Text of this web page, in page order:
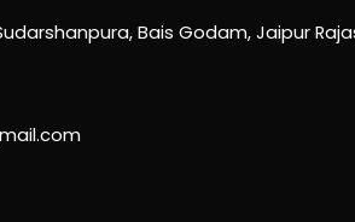
Bais Godam, Jaipur